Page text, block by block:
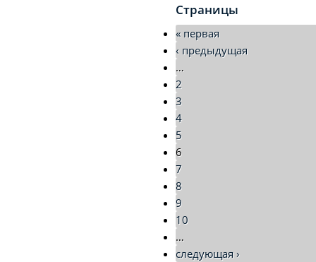
Страницы
« первая
‹ предыдущая
…
2
3
4
5
6
7
8
9
10
…
следующая ›